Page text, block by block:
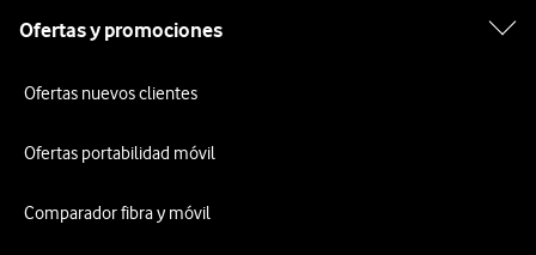
Ofertas y promociones
Ofertas nuevos clientes
Ofertas portabilidad móvil
Comparador fibra y móvil